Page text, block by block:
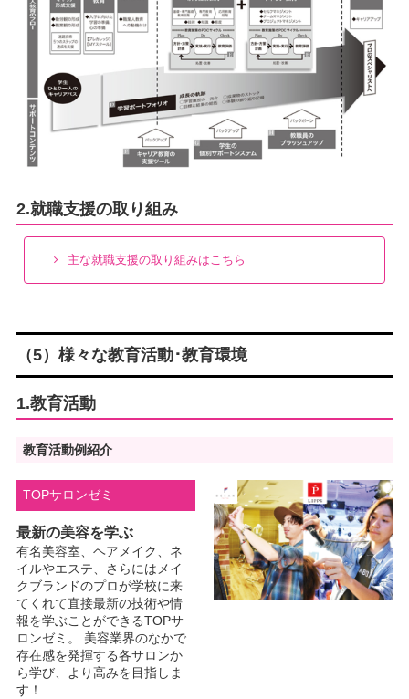
2.就職支援の取り組み
主な就職支援の取り組みはこちら
（5）様々な教育活動･教育環境
1.教育活動
教育活動例紹介
TOPサロンゼミ
最新の美容を学ぶ
有名美容室、ヘアメイク、ネ
イルやエステ、さらにはメイ
クブランドのプロが学校に来
てくれて直接最新の技術や情
報を学ぶことができるTOPサ
ロンゼミ。 美容業界のなかで
存在感を発揮する各サロンか
ら学び、より高みを目指しま
す！